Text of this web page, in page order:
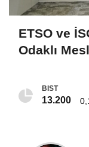
ETSO ve
Odaklı
BIST
13.200